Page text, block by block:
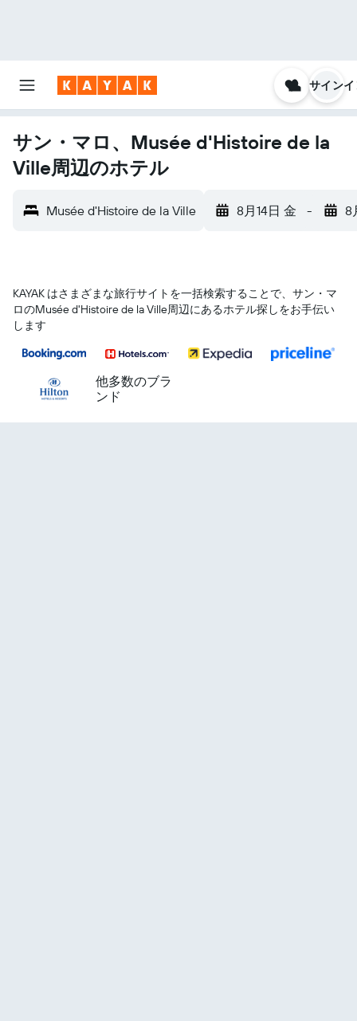
サイン
サン・マロ、Musée d'Histoire de la
Ville周辺のホテル
Musée d'Histoire de la Ville 8月14日 金 - 8
KAYAK はさまざまな旅行サイトを一括検索することで、サン・マ
ロ​のMusée d'Histoire de la Ville​周辺にあるホテル探しをお手伝い
します
他多数のブラ
ンド